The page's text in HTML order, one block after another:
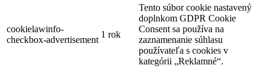
cookielawinfo-
checkbox-advertisement
1 rok
Tento súbor cookie nastavený
doplnkom GDPR Cookie
Consent sa používa na
zaznamenanie súhlasu
používateľa s cookies v
kategórii „Reklamné“.